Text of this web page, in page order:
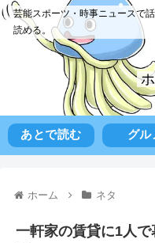
芸能スポーツ・時事ニュースで
読める。
あとで読む グル
ホーム ネタ
一軒家の賃貸に1人